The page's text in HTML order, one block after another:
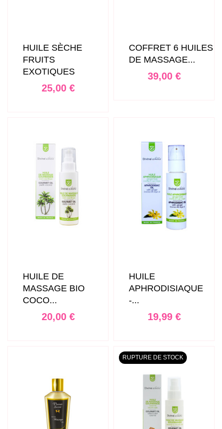
HUILE SÈCHE
FRUITS
EXOTIQUES
Prix
25,00 €
COFFRET 6 HUILES
DE MASSAGE...
Prix
39,00 €
HUILE DE
MASSAGE BIO
COCO...
Prix
20,00 €
HUILE
APHRODISIAQUE
-...
Prix
19,99 €
RUPTURE DE STOCK